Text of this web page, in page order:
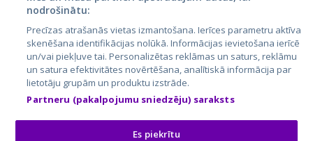
City24.lv
City24.ee
GetaPro.lv
GetaPro.ee
Skelbiu.lt
Autoplius.lt
Aruodas.lt
CVbankas.lt
Kainos.lt
Paslaugos.lt
auto24.ee
Osta.ee
KuldneBörs.ee
nodrošinātu:
Precīzas atrašanās vietas izmantošana. Ierīces parametru aktīva
skenēšana identifikācijas nolūkā. Informācijas ievietošana ierīcē
un/vai piekļuve tai. Personalizētas reklāmas un saturs, reklāmu
un satura efektivitātes novērtēšana, analītiskā informācija par
lietotāju grupām un produktu izstrāde.
Partneru (pakalpojumu sniedzēju) saraksts
Es piekrītu